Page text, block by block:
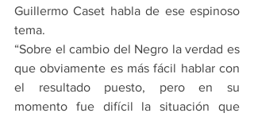
Guillermo Caset habla de ese espinoso
tema.
“Sobre el cambio del Negro la verdad es
que obviamente es más fácil hablar con
el resultado puesto, pero en su
momento fue difícil la situación que